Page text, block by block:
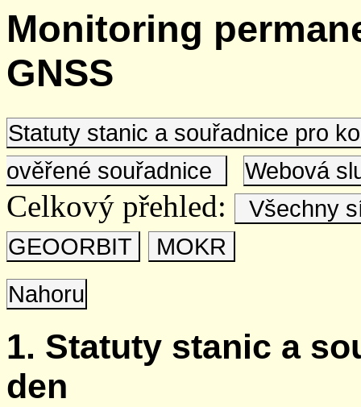
Monitoring
GNSS
Statuty stanic a souřadnice pro
ověřené souřadnice
Webová
Celkový přehled:
Všechny
GEOORBIT
MOKR
Nahoru
1. Statuty stanic a
den